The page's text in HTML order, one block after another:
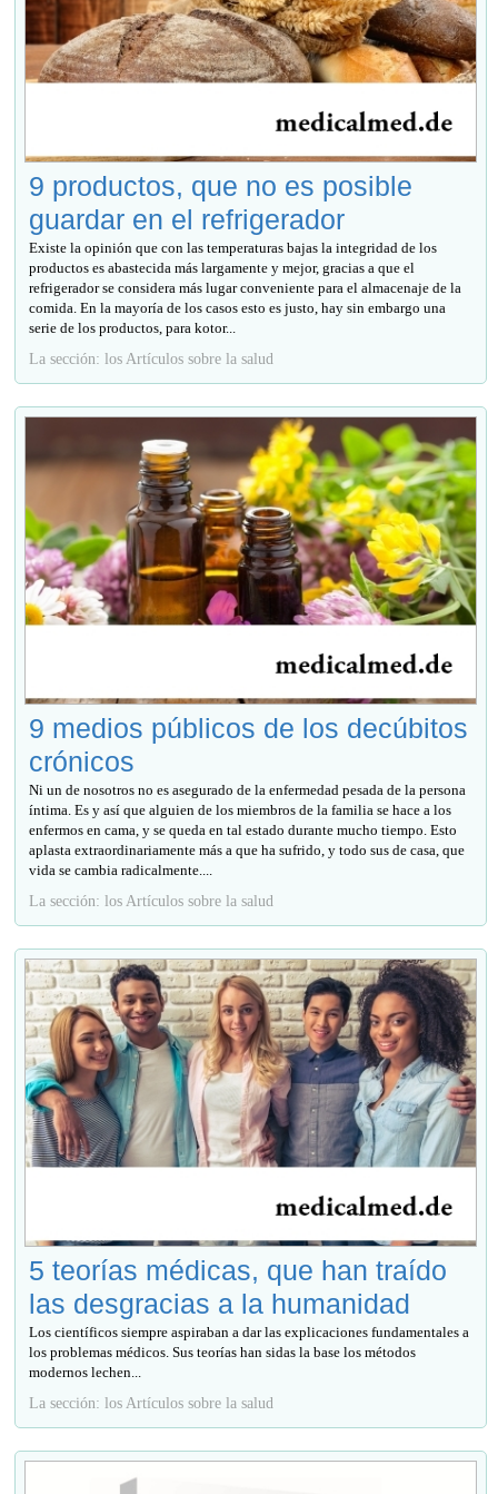
9 productos, que no es posible
guardar en el refrigerador
Existe la opinión que con las temperaturas bajas la integridad de los
productos es abastecida más largamente y mejor, gracias a que el
refrigerador se considera más lugar conveniente para el almacenaje de la
comida. En la mayoría de los casos esto es justo, hay sin embargo una
serie de los productos, para kotor...
La sección: los Artículos sobre la salud
9 medios públicos de los decúbitos
crónicos
Ni un de nosotros no es asegurado de la enfermedad pesada de la persona
íntima. Es y así que alguien de los miembros de la familia se hace a los
enfermos en cama, y se queda en tal estado durante mucho tiempo. Esto
aplasta extraordinariamente más a que ha sufrido, y todo sus de casa, que
vida se cambia radicalmente....
La sección: los Artículos sobre la salud
5 teorías médicas, que han traído
las desgracias a la humanidad
Los científicos siempre aspiraban a dar las explicaciones fundamentales a
los problemas médicos. Sus teorías han sidas la base los métodos
modernos lechen...
La sección: los Artículos sobre la salud